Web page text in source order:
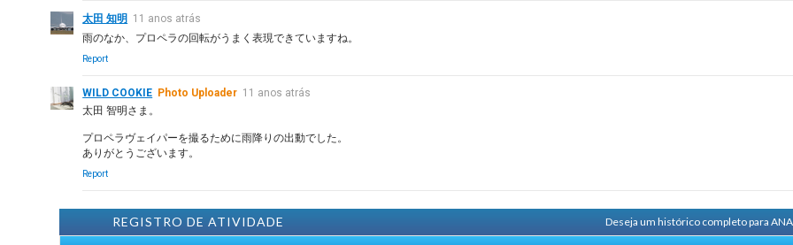
太田 知明
11 anos atrás
雨のなか、プロペラの回転がうまく表現できていますね。
Report
WILD COOKIE Photo Uploader 11 anos atrás
太田 智明さま。
プロペラヴェイパーを撮るために雨降りの出動でした。
ありがとうございます。
Report
REGISTRO DE ATIVIDADE Deseja um histórico completo para